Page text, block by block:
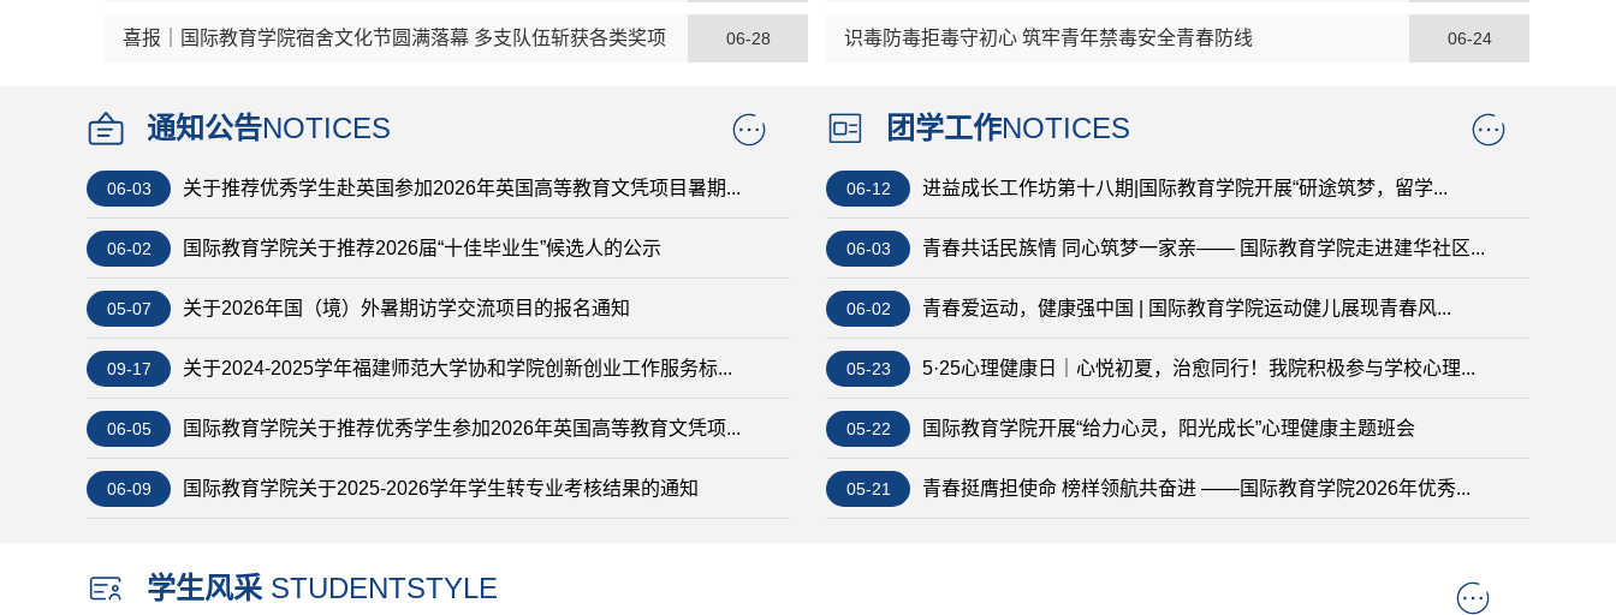
喜报｜国际教育学院宿舍文化节圆满落幕 多支队伍斩获各类奖项 06-28 识毒防毒拒毒守初心 筑牢青年禁毒安全青春防线 06-24
通知公告NOTICES
06-03 关于推荐优秀学生赴英国参加2026年英国高等教育文凭项目暑期...
06-02 国际教育学院关于推荐2026届“十佳毕业生”候选人的公示
05-07 关于2026年国（境）外暑期访学交流项目的报名通知
09-17 关于2024-2025学年福建师范大学协和学院创新创业工作服务标...
06-05 国际教育学院关于推荐优秀学生参加2026年英国高等教育文凭项...
06-09 国际教育学院关于2025-2026学年学生转专业考核结果的通知
团学工作NOTICES
06-12 进益成长工作坊第十八期|国际教育学院开展“研途筑梦，留学...
06-03 青春共话民族情 同心筑梦一家亲—— 国际教育学院走进建华社区...
06-02 青春爱运动，健康强中国 | 国际教育学院运动健儿展现青春风...
05-23 5·25心理健康日｜心悦初夏，治愈同行！我院积极参与学校心理...
05-22 国际教育学院开展“给力心灵，阳光成长”心理健康主题班会
05-21 青春挺膺担使命 榜样领航共奋进 ——国际教育学院2026年优秀...
学生风采 STUDENTSTYLE